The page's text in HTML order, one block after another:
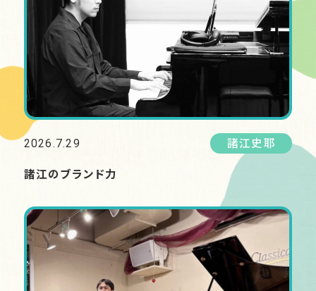
2026.7.29 諸江史耶
諸江のブランド力